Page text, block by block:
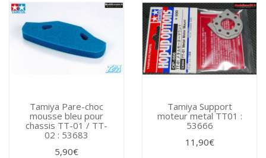
Tamiya Pare-choc
mousse bleu pour
chassis TT-01 / TT-
02 : 53683
5,90€
Tamiya Support
moteur metal TT01 :
53666
11,90€